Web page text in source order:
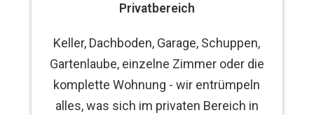
Privatbereich
Keller, Dachboden, Garage, Schuppen,
Gartenlaube, einzelne Zimmer oder die
komplette Wohnung - wir entrümpeln
alles, was sich im privaten Bereich in